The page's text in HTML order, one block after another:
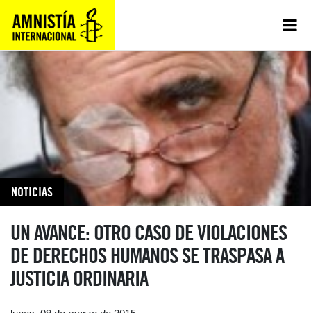
NOTICIAS
UN AVANCE: OTRO CASO DE VIOLACIONES
DE DERECHOS HUMANOS SE TRASPASA A
JUSTICIA ORDINARIA